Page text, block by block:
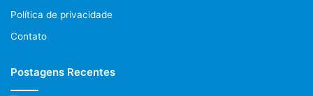
Mostra de Longas do Green Nation Fest
Cinemark Downtown (Av. das Américas, 500 – Bloco 17, 2º
De 31 de maio a 6 de junho
Entrada gratuita
Política de privacidade
Contato
Postagens Recentes